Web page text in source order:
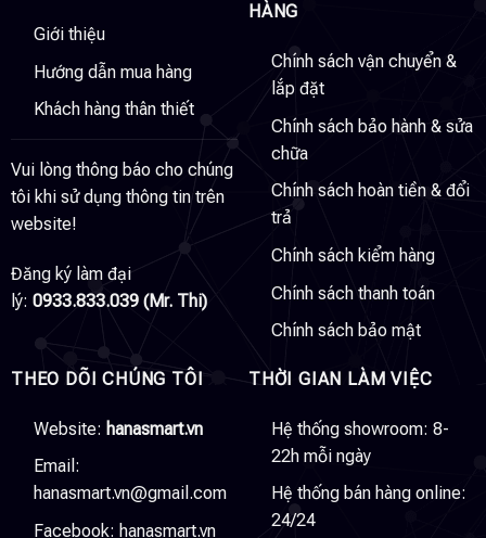
Giới thiệu
Hướng dẫn mua hàng
Khách hàng thân thiết
Vui lòng thông báo cho chúng
tôi khi sử dụng thông tin trên
website!
Đăng ký làm đại
lý: 0933.833.039 (Mr. Thi)
HÀNG
Chính sách vận chuyển &
lắp đặt
Chính sách bảo hành & sửa
chữa
Chính sách hoàn tiền & đổi
trả
Chính sách kiểm hàng
Chính sách thanh toán
Chính sách bảo mật
THEO DÕI CHÚNG TÔI
Website: hanasmart.vn
Email:
hanasmart.vn@gmail.com
Facebook: hanasmart.vn
THỜI GIAN LÀM VIỆC
Hệ thống showroom: 8-
22h mỗi ngày
Hệ thống bán hàng online:
24/24